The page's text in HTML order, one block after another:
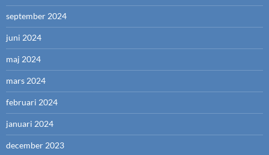
september 2024
juni 2024
maj 2024
mars 2024
februari 2024
januari 2024
december 2023